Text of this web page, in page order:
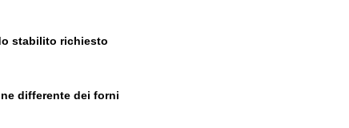
stabilito richiesto
differente dei forni